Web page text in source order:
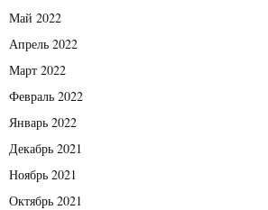
Май 2022
Апрель 2022
Март 2022
Февраль 2022
Январь 2022
Декабрь 2021
Ноябрь 2021
Октябрь 2021